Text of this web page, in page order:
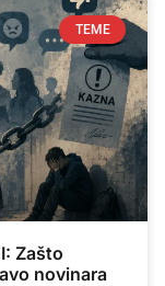
TEME
Zašto
novinara